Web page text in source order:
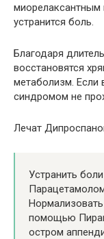
устранится боль.
Благодаря
восстановятся
метаболизм. Если
синдромом не
Лечат
Устранить
помощью
остром